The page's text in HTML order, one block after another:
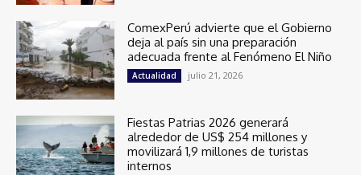
ComexPerú advierte que el Gobierno
deja al país sin una preparación
adecuada frente al Fenómeno El Niño
Actualidad julio 21, 2026
Fiestas Patrias 2026 generará
alrededor de US$ 254 millones y
movilizará 1,9 millones de turistas
internos